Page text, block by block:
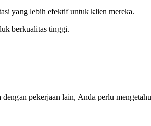
yang lebih efektif untuk klien mereka.
berkualitas tinggi.
pekerjaan lain, Anda perlu